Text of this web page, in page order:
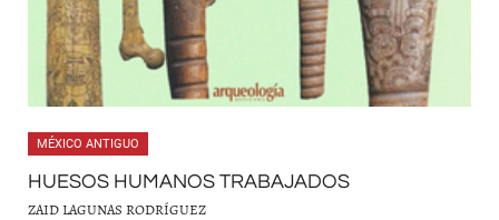
MÉXICO ANTIGUO
HUESOS HUMANOS TRABAJADOS
ZAID LAGUNAS RODRÍGUEZ